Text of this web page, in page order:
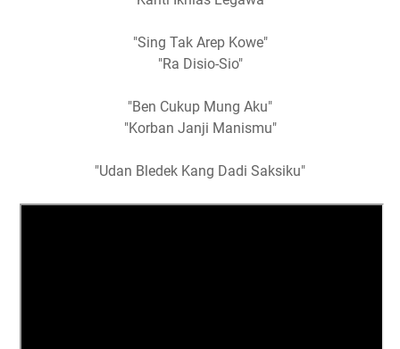
"Sing Tak Arep Kowe"
"Ra Disio-Sio"
"Ben Cukup Mung Aku"
"Korban Janji Manismu"
"Udan Bledek Kang Dadi Saksiku"